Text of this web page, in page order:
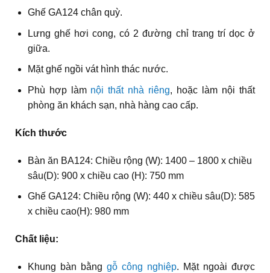
Ghế GA124 chân quỳ.
Lưng ghế hơi cong, có 2 đường chỉ trang trí dọc ở
giữa.
Mặt ghế ngồi vát hình thác nước.
Phù hợp làm nội thất nhà riêng, hoặc làm nội thất
phòng ăn khách sạn, nhà hàng cao cấp.
Kích thước
Bàn ăn BA124: Chiều rộng (W): 1400 – 1800 x chiều
sâu(D): 900 x chiều cao (H): 750 mm
Ghế GA124: Chiều rộng (W): 440 x chiều sâu(D): 585
x chiều cao(H): 980 mm
Chất liệu:
Khung bàn bằng gỗ công nghiệp. Mặt ngoài được